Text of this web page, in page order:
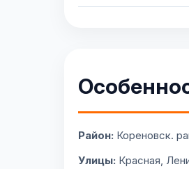
Район: Кореновск.
Улицы: Красная,